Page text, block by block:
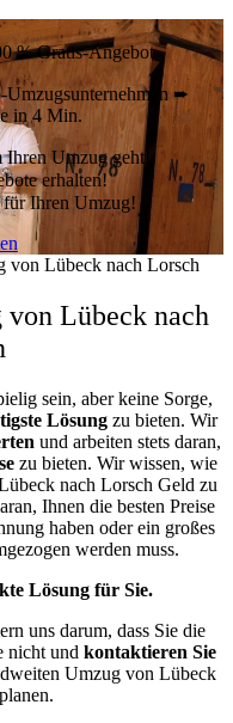
% Gratis-Angebot
➨
in 4 Min.
Umzug geht!
erhalten!
für Ihren Umzug!
von Lübeck nach Lorsch
Lübeck nach
sein, aber keine Sorge,
Lösung zu bieten. Wir
und arbeiten stets daran,
zu bieten. Wir wissen, wie
nach Lorsch Geld zu
Ihnen die besten Preise
haben oder ein großes
werden muss.
Lösung für Sie.
uns darum, dass Sie die
nicht und kontaktieren Sie
Umzug von Lübeck